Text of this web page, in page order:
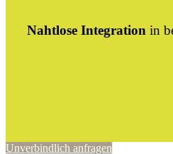
Nahtlose Integration in
Unverbindlich anfragen